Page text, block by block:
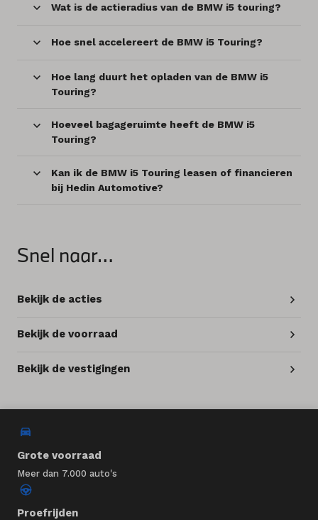
Wat is de actieradius van de BMW i5 touring?
Hoe snel accelereert de BMW i5 Touring?
Hoe lang duurt het opladen van de BMW i5
Touring?
Hoeveel bagageruimte heeft de BMW i5
Touring?
Kan ik de BMW i5 Touring leasen of financieren
bij Hedin Automotive?
Snel naar…
Bekijk de acties
Bekijk de voorraad
Bekijk de vestigingen
Grote voorraad
Meer dan 7.000 auto's
Proefrijden